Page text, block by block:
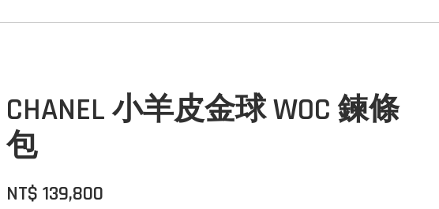
CHANEL 小羊皮金球 WOC 鍊條
包
NT$ 139,800